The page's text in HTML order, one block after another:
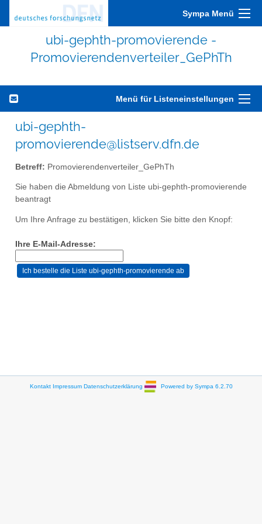
Sympa Menü
ubi-gephth-promovierende -
Promovierendenverteiler_GePhTh
Menü für Listeneinstellungen
ubi-gephth-
promovierende@listserv.dfn.de
Betreff: Promovierendenverteiler_GePhTh
Sie haben die Abmeldung von Liste ubi-gephth-promovierende
beantragt
Um Ihre Anfrage zu bestätigen, klicken Sie bitte den Knopf:
Ihre E-Mail-Adresse:
Kontakt Impressum Datenschutzerklärung Powered by Sympa 6.2.70